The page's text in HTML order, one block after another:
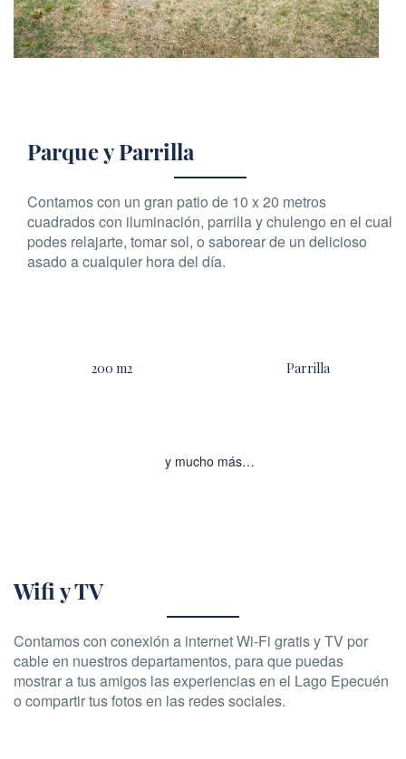
Parque y Parrilla
Contamos con un gran patio de 10 x 20 metros
cuadrados con iluminación, parrilla y chulengo en el cual
podes relajarte, tomar sol, o saborear de un delicioso
asado a cualquier hora del día.
200 m2 Parrilla
y mucho más…
Wifi y TV
Contamos con conexión a internet Wi-Fi gratis y TV por
cable en nuestros departamentos, para que puedas
mostrar a tus amigos las experiencias en el Lago Epecuén
o compartir tus fotos en las redes sociales.